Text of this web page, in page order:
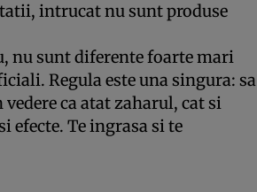
intrucat nu sunt produse
nu sunt diferente foarte mari
Regula este una singura: sa
ca atat zaharul, cat si
efecte. Te ingrasa si te